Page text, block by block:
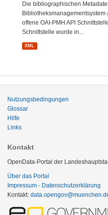
Die bibliographischen
offene OAI-PMH API
Schnittstelle wurde in...
XML
Nutzungsbedingungen
Glossar
Hilfe
Links
Kontakt
OpenData-Portal der
Über das Portal
Impressum - Datenschutzerklärung
Kontakt: